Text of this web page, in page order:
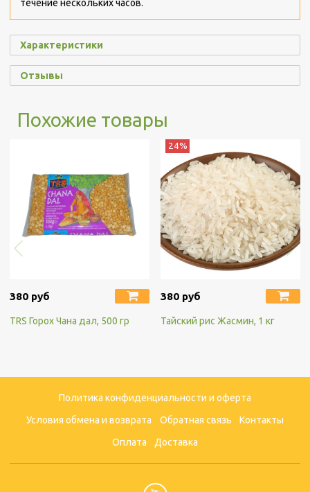
течение нескольких часов.
Характеристики
Отзывы
Похожие товары
380 руб
TRS Горох Чана дал, 500 гр
24%
380 руб
Тайский рис Жасмин, 1 кг
Политика конфиденциальности и оферта
Условия обмена и возврата Обратная связь Контакты
Оплата Доставка